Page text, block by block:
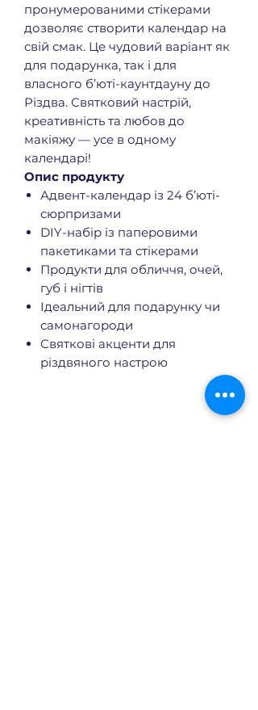
пронумерованими стікерами
дозволяє створити календар на
свій смак. Це чудовий варіант як
для подарунка, так і для
власного б’юті-каунтдауну до
Різдва. Святковий настрій,
креативність та любов до
макіяжу — усе в одному
календарі!
Опис продукту
Адвент-календар із 24 б’юті-
сюрпризами
DIY-набір із паперовими
пакетиками та стікерами
Продукти для обличчя, очей,
губ і нігтів
Ідеальний для подарунку чи
самонагороди
Святкові акценти для
різдвяного настрою